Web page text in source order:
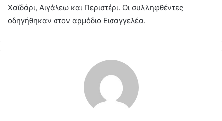
Χαϊδάρι, Αιγάλεω και Περιστέρι. Οι συλληφθέντες
οδηγήθηκαν στον αρμόδιο Εισαγγελέα.